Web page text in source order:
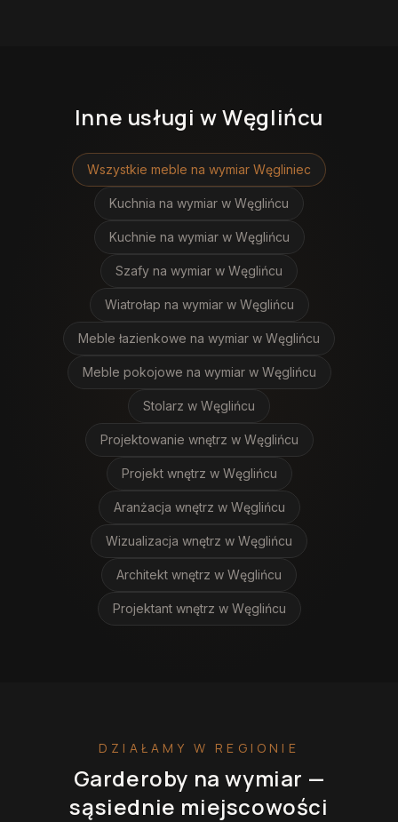
Inne usługiw Węglińcu
Wszystkie meble na wymiar Węgliniec
Kuchnia na wymiar w Węglińcu
Kuchnie na wymiar w Węglińcu
Szafy na wymiar w Węglińcu
Wiatrołap na wymiar w Węglińcu
Meble łazienkowe na wymiar w Węglińcu
Meble pokojowe na wymiar w Węglińcu
Stolarz w Węglińcu
Projektowanie wnętrz w Węglińcu
Projekt wnętrz w Węglińcu
Aranżacja wnętrz w Węglińcu
Wizualizacja wnętrz w Węglińcu
Architekt wnętrz w Węglińcu
Projektant wnętrz w Węglińcu
DZIAŁAMY W REGIONIE
Garderoby na wymiar —
sąsiednie miejscowości